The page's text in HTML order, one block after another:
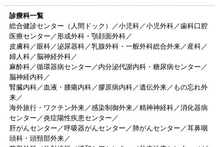
診療科一覧
総合健診センター（人間ドック）／小児科／小児外科／歯科口腔
医療センター／形成外科・顎顔面外科／
皮膚科／眼科／泌尿器科／乳腺外科・一般外科総合外来／産科／
婦人科／脳神経外科／
麻酔科／循環器病センター／内分泌代謝内科・糖尿病センター／
脳神経内科／
腎臓内科／血液・腫瘍内科／膠原病内科／遺伝外来／もの忘れ外
来／
海外旅行・ワクチン外来／感染制御外来／精神神経科／消化器病
センター／炎症陽性疾患センター／
肝がんセンター／呼吸器がんセンター／肺がんセンター／耳鼻咽
頭科・頭頸部外来／